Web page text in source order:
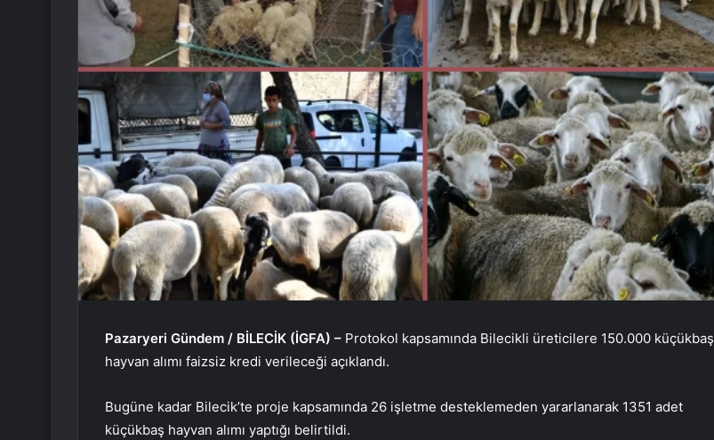
Pazaryeri Gündem / BİLECİK (İGFA) – Protokol kapsamında Bilecikli üreticilere 150.000 küçükbaş
hayvan alımı faizsiz kredi verileceği açıklandı.
Bugüne kadar Bilecik’te proje kapsamında 26 işletme desteklemeden yararlanarak 1351 adet
küçükbaş hayvan alımı yaptığı belirtildi.